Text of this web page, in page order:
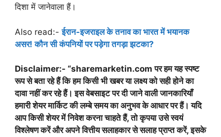
दिशा में जानेवाला हैं।
Also read:-ईरान-इजराइल के तनाव का भारत में भयानक
असर! कौन सी कंपनियों पर पड़ेगा तगड़ा झटका?
Disclaimer:- “sharemarketin.com पर हम यह स्पष्ट
रूप से बता रहे हैं कि हम किसी भी खबर या लक्ष्य को सही होने का
दावा नहीं कर रहे हैं। इस वेबसाइट पर दी जाने वाली जानकारियाँ
हमारी शेयर मार्किट की लम्बे समय का अनुभव के आधार पर हैं। यदि
आप किसी शेयर में निवेश करना चाहते हैं, तो कृपया उसे स्वयं
विश्लेषण करें और अपने वित्तीय सलाहकार से सलाह प्राप्त करें, इसके